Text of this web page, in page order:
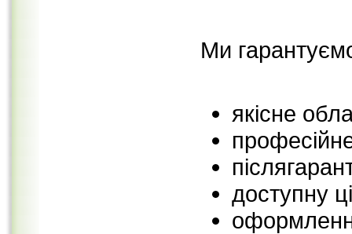
Ми
якісне
доступну